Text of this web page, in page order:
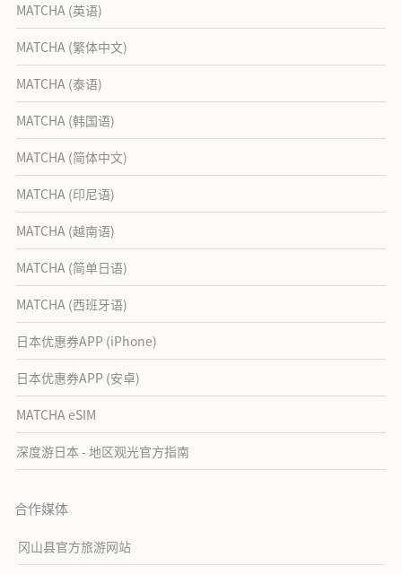
MATCHA (英语)
MATCHA (繁体中文)
MATCHA (泰语)
MATCHA (韩国语)
MATCHA (简体中文)
MATCHA (印尼语)
MATCHA (越南语)
MATCHA (简单日语)
MATCHA (西班牙语)
日本优惠券APP (iPhone)
日本优惠券APP (安卓)
MATCHA eSIM
深度游日本 - 地区观光官方指南
合作媒体
冈山县官方旅游网站